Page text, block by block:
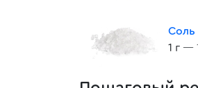
Соль
1 г —